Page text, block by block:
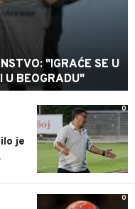
"IGRAĆE SE U
U BEOGRADU"
0
je
0